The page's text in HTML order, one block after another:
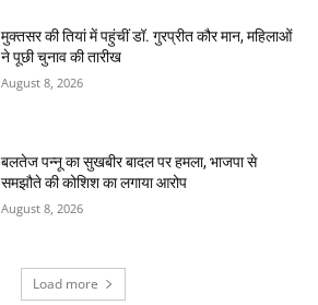
मुक्तसर की तियां में पहुंचीं डॉ. गुरप्रीत कौर मान, महिलाओं
ने पूछी चुनाव की तारीख
August 8, 2026
बलतेज पन्नू का सुखबीर बादल पर हमला, भाजपा से
समझौते की कोशिश का लगाया आरोप
August 8, 2026
Load more